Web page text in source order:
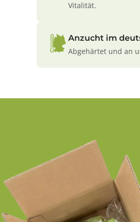
Vitalität.
Anzucht im
Abgehärtet und an